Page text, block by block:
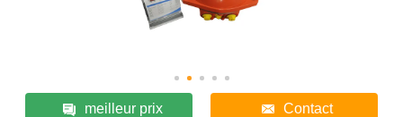
meilleur prix Contact